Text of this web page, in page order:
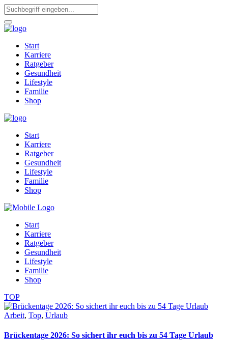
Start
Karriere
Ratgeber
Gesundheit
Lifestyle
Familie
Shop
Start
Karriere
Ratgeber
Gesundheit
Lifestyle
Familie
Shop
Start
Karriere
Ratgeber
Gesundheit
Lifestyle
Familie
Shop
TOP
Arbeit, Top, Urlaub
Brückentage 2026: So sichert ihr euch bis zu 54 Tage Urlaub